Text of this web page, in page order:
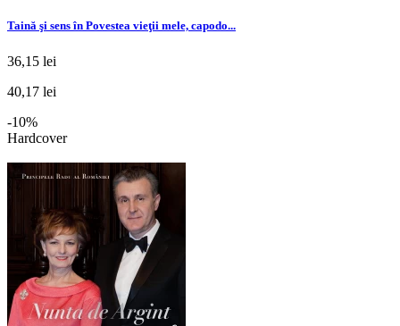
Taină şi sens în Povestea vieţii mele, capodo...
36,15 lei
40,17 lei
-10%
Hardcover